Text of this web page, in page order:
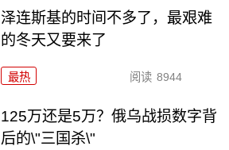
泽连斯基的时间不多了，最艰难
的冬天又要来了
最热 阅读 8944
125万还是5万？俄乌战损数字背
后的\"三国杀\"